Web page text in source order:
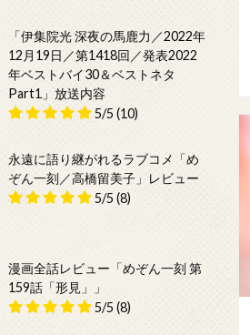
「伊集院光 深夜の馬鹿力／2022年
12月19日／第1418回／発表2022
年ベストバイ30＆ベストネタ
Part1」放送内容
5/5 (10)
永遠に語り継がれるラブコメ「め
ぞん一刻／高橋留美子」レビュー
5/5 (8)
漫画全話レビュー「めぞん一刻 第
159話「形見」」
5/5 (8)